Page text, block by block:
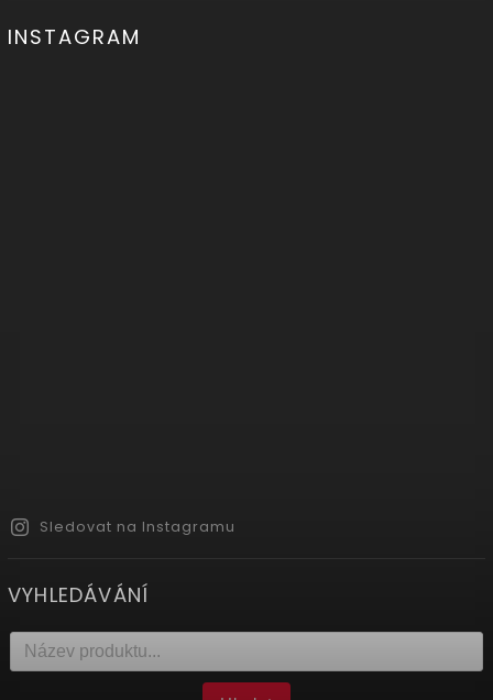
INSTAGRAM
Sledovat na Instagramu
VYHLEDÁVÁNÍ